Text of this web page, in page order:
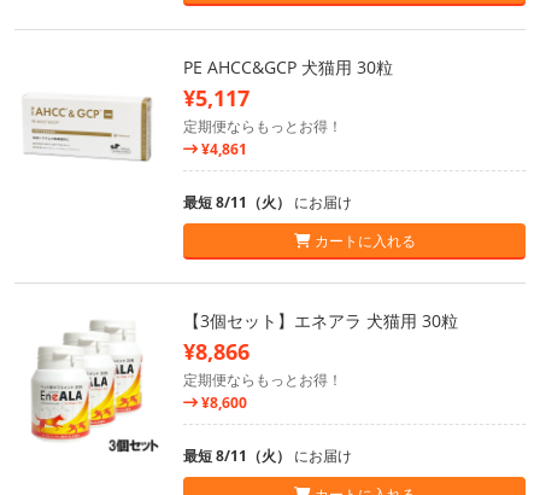
PE AHCC&GCP 犬猫用 30粒
¥5,117
定期便ならもっとお得！
¥4,861
最短 8/11（火） にお届け
カートに入れる
【3個セット】エネアラ 犬猫用 30粒
¥8,866
定期便ならもっとお得！
¥8,600
最短 8/11（火） にお届け